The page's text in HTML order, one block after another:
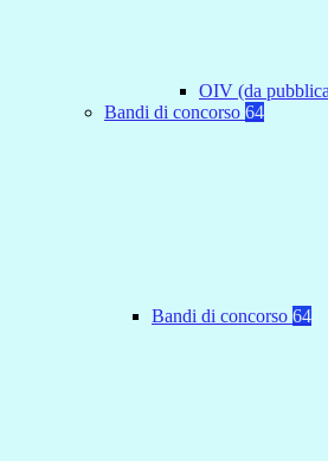
OIV (da
Bandi di concorso 64
Bandi di concorso 64